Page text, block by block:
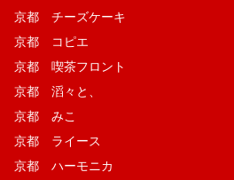
京都 チーズケーキ
京都 コピエ
京都 喫茶フロント
京都 滔々と、
京都 みこ
京都 ライース
京都 ハーモニカ